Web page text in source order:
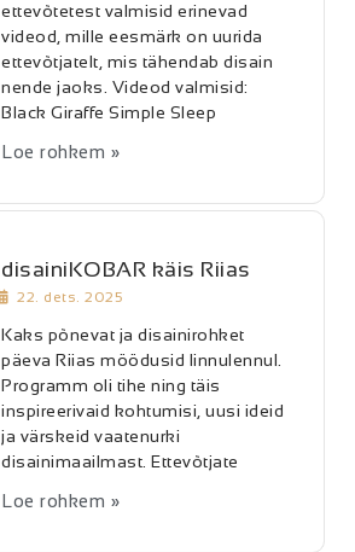
ettevõtetest valmisid erinevad
videod, mille eesmärk on uurida
ettevõtjatelt, mis tähendab disain
nende jaoks. Videod valmisid:
Black Giraffe Simple Sleep
Loe rohkem »
disainiKOBAR käis Riias
22. dets. 2025
Kaks põnevat ja disainirohket
päeva Riias möödusid linnulennul.
Programm oli tihe ning täis
inspireerivaid kohtumisi, uusi ideid
ja värskeid vaatenurki
disainimaailmast. Ettevõtjate
Loe rohkem »